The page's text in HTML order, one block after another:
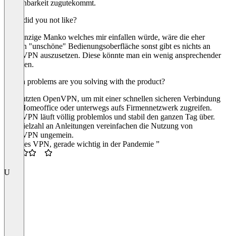
Bedienbarkeit zugutekommt.
What did you not like?
Das einzige Manko welches mir einfallen würde, wäre die eher
optisch "unschöne" Bedienungsoberfläche sonst gibt es nichts an
OpenVPN auszusetzen. Diese könnte man ein wenig ansprechender
gestalten.
Which problems are you solving with the product?
Wir nutzten OpenVPN, um mit einer schnellen sicheren Verbindung
vom Homeoffice oder unterwegs aufs Firmennetzwerk zugreifen.
OpenVPN läuft völlig problemlos und stabil den ganzen Tag über.
Die Vielzahl an Anleitungen vereinfachen die Nutzung von
OpenVPN ungemein.
“Solides VPN, gerade wichtig in der Pandemie ”
U